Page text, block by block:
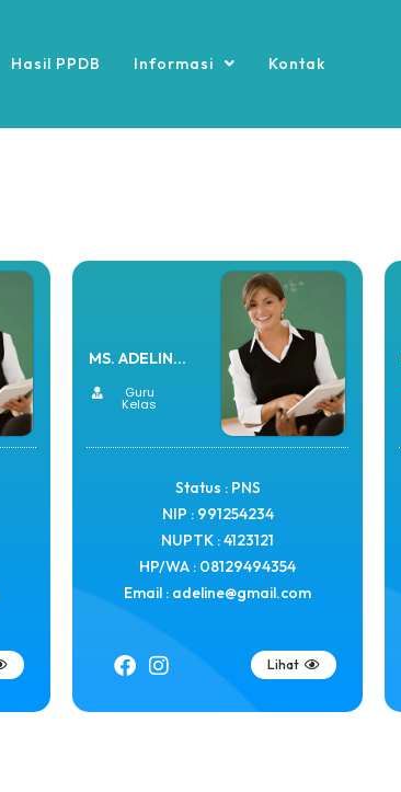
Hasil PPDB Informasi Kontak
MS. ADELIN...
Guru
Kelas
Status : PNS
NIP : 991254234
NUPTK : 4123121
HP/WA : 08129494354
Email : adeline@gmail.com
Lihat